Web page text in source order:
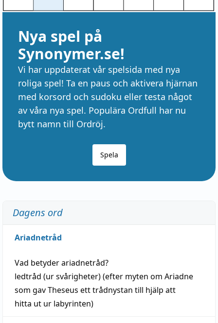
Nya spel på
Synonymer.se!
Vi har uppdaterat vår spelsida med nya
roliga spel! Ta en paus och aktivera hjärnan
med korsord och sudoku eller testa något
av våra nya spel. Populära Ordfull har nu
bytt namn till Ordröj.
Spela
Dagens ord
Ariadnetråd
Vad betyderariadnetråd?
ledtråd (ur svårigheter) (efter myten om Ariadne
som gav Theseus ett trådnystan till hjälp att
hitta ut ur labyrinten)